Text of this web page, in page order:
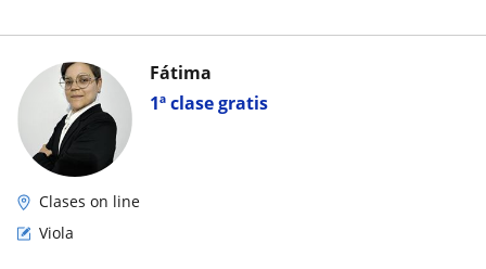
1ª clase gratis
Fátima
Clases on line
Viola